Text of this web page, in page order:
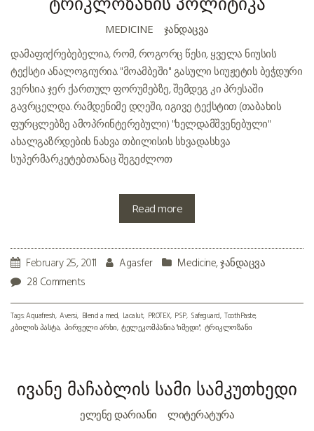
MEDICINE ᲯᲐᲜᲓᲐᲪᲕᲐ
დამაფიქრებებელია, რომ, როგორც წესი, ყველა ნიუსის
ტექსტი ანალოგიურია. "მოამბეში" გასული სიუჟეტის ბეჭდური
ვერსია ჯერ ქართულ ფორუმებზე, შემდეგ კი პრესაში
გავრცელდა. რამდენიმე დღეში, იგივე ტექსტით (თაბახის
ფურცლებზე ამოპრინტერებული) "ხელდამშვენებული"
ახალგაზრდების ნახვა თბილისის სხვადასხვა
სუპერმარკეტებთანაც შეგეძლოთ
Read more
February 25, 2011 Agasfer Medicine,ჯანდაცვა
28 Comments
Tags:Aquafresh Aversi Blend a med Lacalut PROTEX PSP Safeguard ToothPaste
კბილის პასტა პირველი არხი ტელეკომპანია "იმედი" ტრიკლოზანი
ივანე მაჩაბლის სამი სამკუთხედი
ᲔᲚᲔᲜᲔ ᲓᲐᲠᲘᲐᲜᲘ ᲚᲘᲢᲔᲠᲐᲢᲣᲠᲐ